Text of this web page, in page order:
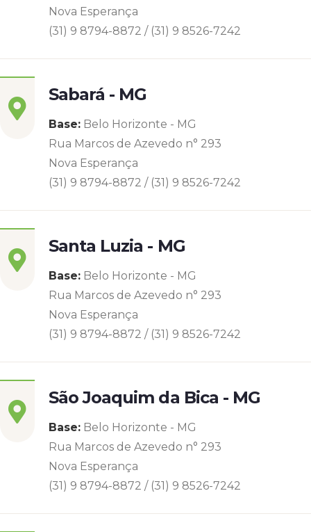
Nova Esperança
(31) 9 8794-8872 / (31) 9 8526-7242
Sabará - MG
Base: Belo Horizonte - MG
Rua Marcos de Azevedo n° 293
Nova Esperança
(31) 9 8794-8872 / (31) 9 8526-7242
Santa Luzia - MG
Base: Belo Horizonte - MG
Rua Marcos de Azevedo n° 293
Nova Esperança
(31) 9 8794-8872 / (31) 9 8526-7242
São Joaquim da Bica - MG
Base: Belo Horizonte - MG
Rua Marcos de Azevedo n° 293
Nova Esperança
(31) 9 8794-8872 / (31) 9 8526-7242